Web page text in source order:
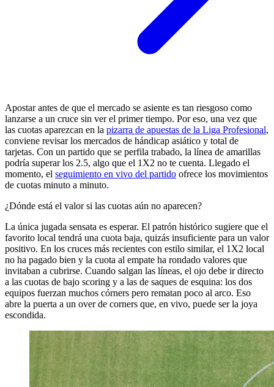
Apostar antes de que el mercado se asiente es tan riesgoso como
lanzarse a un cruce sin ver el primer tiempo. Por eso, una vez que
las cuotas aparezcan en la pizarra de apuestas de la Liga Profesional,
conviene revisar los mercados de hándicap asiático y total de
tarjetas. Con un partido que se perfila trabado, la línea de amarillas
podría superar los 2.5, algo que el 1X2 no te cuenta. Llegado el
momento, el seguimiento en vivo del partido ofrece los movimientos
de cuotas minuto a minuto.
¿Dónde está el valor si las cuotas aún no aparecen?
La única jugada sensata es esperar. El patrón histórico sugiere que el
favorito local tendrá una cuota baja, quizás insuficiente para un valor
positivo. En los cruces más recientes con estilo similar, el 1X2 local
no ha pagado bien y la cuota al empate ha rondado valores que
invitaban a cubrirse. Cuando salgan las líneas, el ojo debe ir directo
a las cuotas de bajo scoring y a las de saques de esquina: los dos
equipos fuerzan muchos córners pero rematan poco al arco. Eso
abre la puerta a un over de corners que, en vivo, puede ser la joya
escondida.